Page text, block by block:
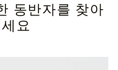
동반자를 찾아
요